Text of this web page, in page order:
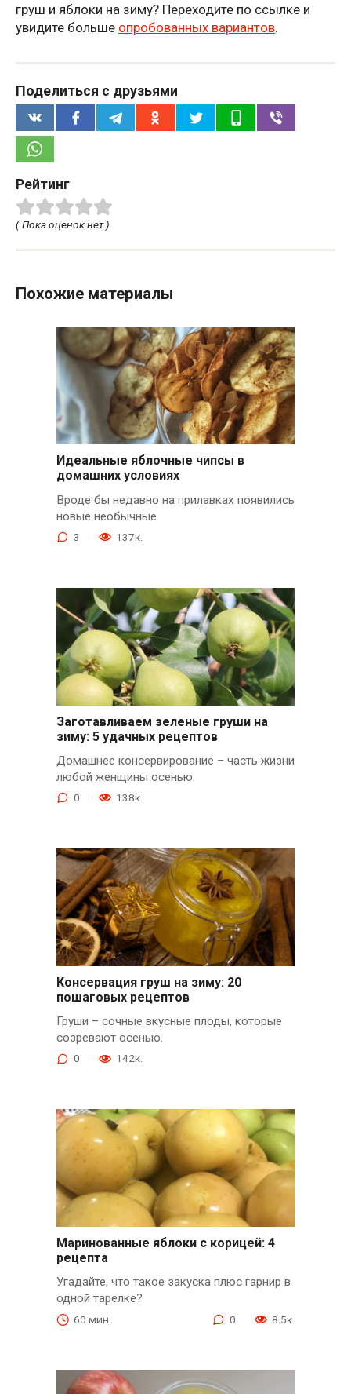
груш и яблоки на зиму? Переходите по ссылке и
увидите больше опробованных вариантов.
Поделиться с друзьями
Рейтинг
( Пока оценок нет )
Похожие материалы
Идеальные яблочные чипсы в
домашних условиях
Вроде бы недавно на прилавках появились
новые необычные
3 137к.
Заготавливаем зеленые груши на
зиму: 5 удачных рецептов
Домашнее консервирование – часть жизни
любой женщины осенью.
0 138к.
Консервация груш на зиму: 20
пошаговых рецептов
Груши – сочные вкусные плоды, которые
созревают осенью.
0 142к.
Маринованные яблоки с корицей: 4
рецепта
Угадайте, что такое закуска плюс гарнир в
одной тарелке?
60 мин. 0 8.5к.